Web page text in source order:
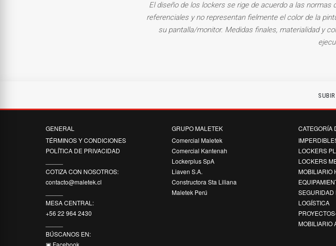
El diseño de los lockers se rige de acuerdo a las
referenciales y no representan fielmente el color de la
su pantalla/monitor. Medidas finales, materialidad y
SUBIR
GENERAL
TÉRMINOS Y CONDICIONES
POLÍTICA DE PRIVACIDAD
COTIZA CON NOSOTROS:
contacto@maletek.cl
MESA CENTRAL:
+56 22 964 2430
BÚSCANOS EN:
▣ Facebook
GRUPO MALETEK
Comercial Maletek
Comercial Kantenah
Lockerplus SpA
Liaven S.A.
Constructora Sta Liliana
Maletek Perú
CATEGORÍA
LOCKERS
LOCKERS
MOBILIARIO
SEGURIDAD
LOGÍSTICA
MOBILIARIO